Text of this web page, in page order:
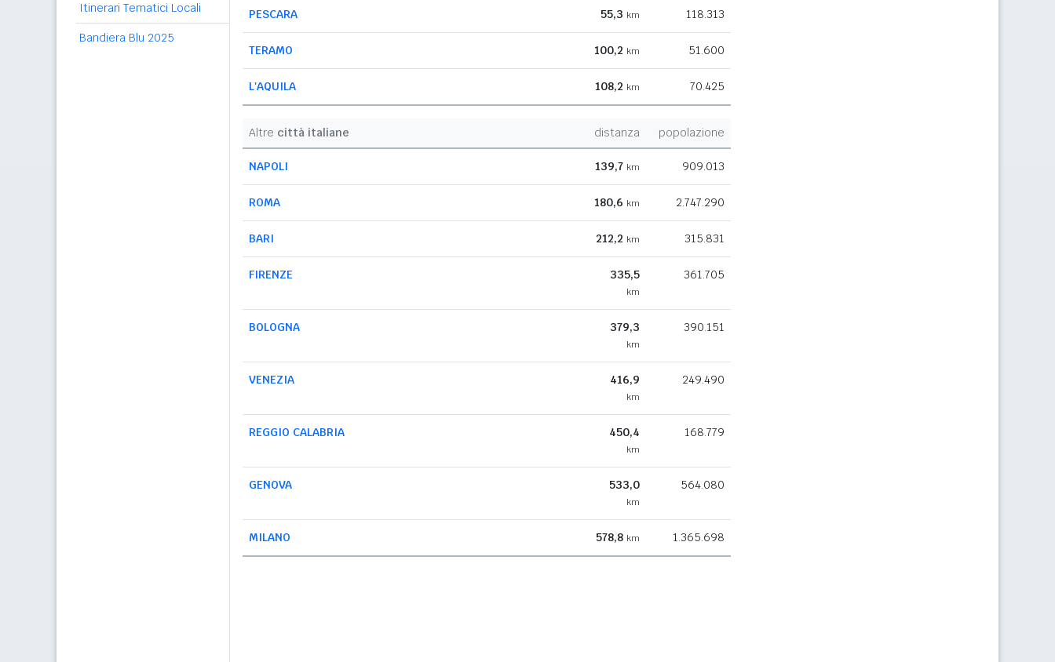
Itinerari Tematici Locali
Bandiera Blu 2025
PESCARA 55,3 km 118.313
TERAMO 100,2 km 51.600
L'AQUILA 108,2 km 70.425
Altre città italiane distanza popolazione
NAPOLI 139,7 km 909.013
ROMA 180,6 km 2.747.290
BARI 212,2 km 315.831
FIRENZE 335,5
km
361.705
BOLOGNA 379,3
km
390.151
VENEZIA 416,9
km
249.490
REGGIO CALABRIA 450,4
km
168.779
GENOVA 533,0
km
564.080
MILANO 578,8 km 1.365.698